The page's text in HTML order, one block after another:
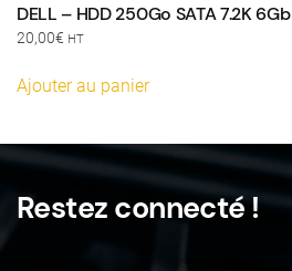
DELL – HDD 250Go SATA 7.2K 6Gb
20,00€ HT
Ajouter au panier
Restez connecté !